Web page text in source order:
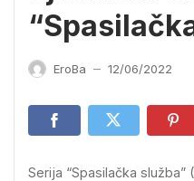
EroBa — 12/06/2022
Serija “Spasilačka